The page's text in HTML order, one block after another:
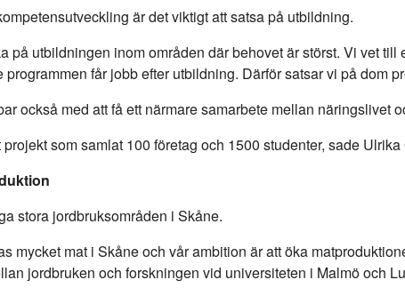
är det viktigt att satsa på utbildning.
på utbildningen inom områden där behovet är störst. Vi vet
programmen får jobb efter utbildning. Därför satsar vi på dom
också med att få ett närmare samarbete mellan näringslivet
projekt som samlat 100 företag och 1500 studenter, sade Ulrika
stora jordbruksområden i Skåne.
mycket mat i Skåne och vår ambition är att öka
jordbruken och forskningen vid universiteten i Malmö och